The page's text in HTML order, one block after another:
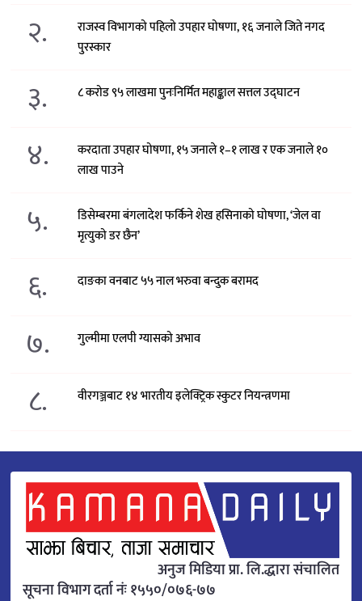
२.
राजस्व विभागको पहिलो उपहार घोषणा, १६ जनाले जिते नगद
पुरस्कार
३. ८ करोड ९५ लाखमा पुनःनिर्मित महाङ्काल सत्तल उद्घाटन
४.
करदाता उपहार घोषणा, १५ जनाले १–१ लाख र एक जनाले १०
लाख पाउने
५.
डिसेम्बरमा बंगलादेश फर्किने शेख हसिनाको घोषणा, ‘जेल वा
मृत्युको डर छैन’
६. दाङका वनबाट ५५ नाल भरुवा बन्दुक बरामद
७. गुल्मीमा एलपी ग्यासको अभाव
८. वीरगञ्जबाट १४ भारतीय इलेक्ट्रिक स्कुटर नियन्त्रणमा
अनुज मिडिया प्रा. लि.द्धारा संचालित
सूचना विभाग दर्ता नंः १५५०/०७६-७७